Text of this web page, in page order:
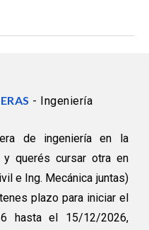
- Ingeniería
de ingeniería en la
y querés cursar otra en
e Ing. Mecánica juntas)
plazo para iniciar el
6 hasta el 15/12/2026,